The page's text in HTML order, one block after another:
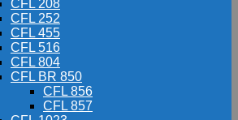
CFL 208
CFL 252
CFL 455
CFL 516
CFL 804
CFL BR 850
CFL 856
CFL 857